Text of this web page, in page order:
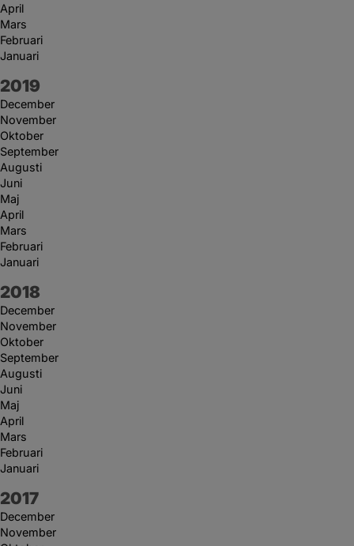
April
Mars
Februari
Januari
År:
2019
December
November
Oktober
September
Augusti
Juni
Maj
April
Mars
Februari
Januari
År:
2018
December
November
Oktober
September
Augusti
Juni
Maj
April
Mars
Februari
Januari
År:
2017
December
November